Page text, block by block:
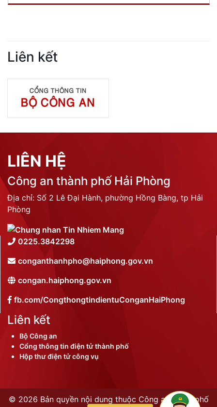
Liên kết
LIÊN HỆ
Công an thành phố Hải Phòng
Địa chỉ: Số 2 Lê Đại Hành, phường Hồng Bàng, tp Hải
Phòng
0225.3842298
conganthanhpho@haiphong.gov.vn
congan.haiphong.gov.vn
fb.com/CongthongtindientuConganHaiPhong
Liên kết
Bộ Công an
Cổng thông tin điện tử thành phố
Hộp thư điện tử công vụ
© 2026 Bản quyền nội dung thuộc Công an thành phố